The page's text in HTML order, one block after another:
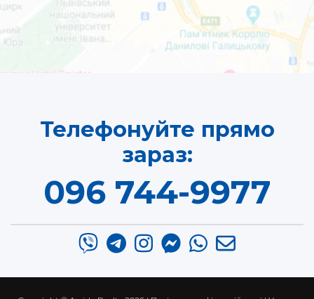
Телефонуйте прямо
зараз:
096 744-9977